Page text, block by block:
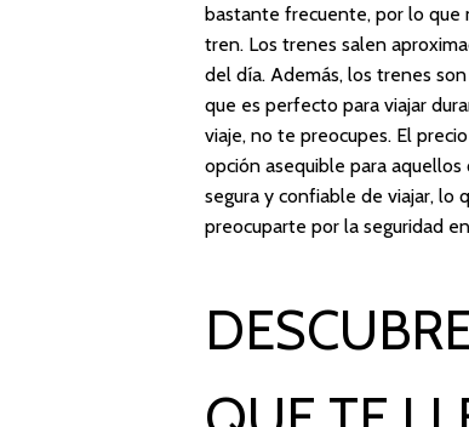
bastante frecuente, por lo que
tren. Los trenes salen
del día. Además, los trenes
que es perfecto para viajar
viaje, no te preocupes. El
opción asequible para
segura y confiable de viajar, lo
preocuparte por la seguridad